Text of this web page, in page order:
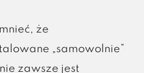
że
„samowolnie”
zawsze jest